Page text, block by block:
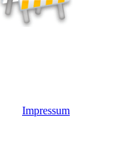
Impressum